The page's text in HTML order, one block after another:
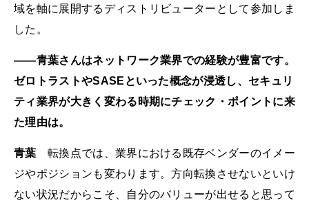
域を軸に展開するディストリビューターとして参加しま
した。
――青葉さんはネットワーク業界での経験が豊富です。
ゼロトラストやSASEといった概念が浸透し、セキュリ
ティ業界が大きく変わる時期にチェック・ポイントに来
た理由は。
青葉 転換点では、業界における既存ベンダーのイメー
ジやポジションも変わります。方向転換させないといけ
ない状況だからこそ、自分のバリューが出せると思って